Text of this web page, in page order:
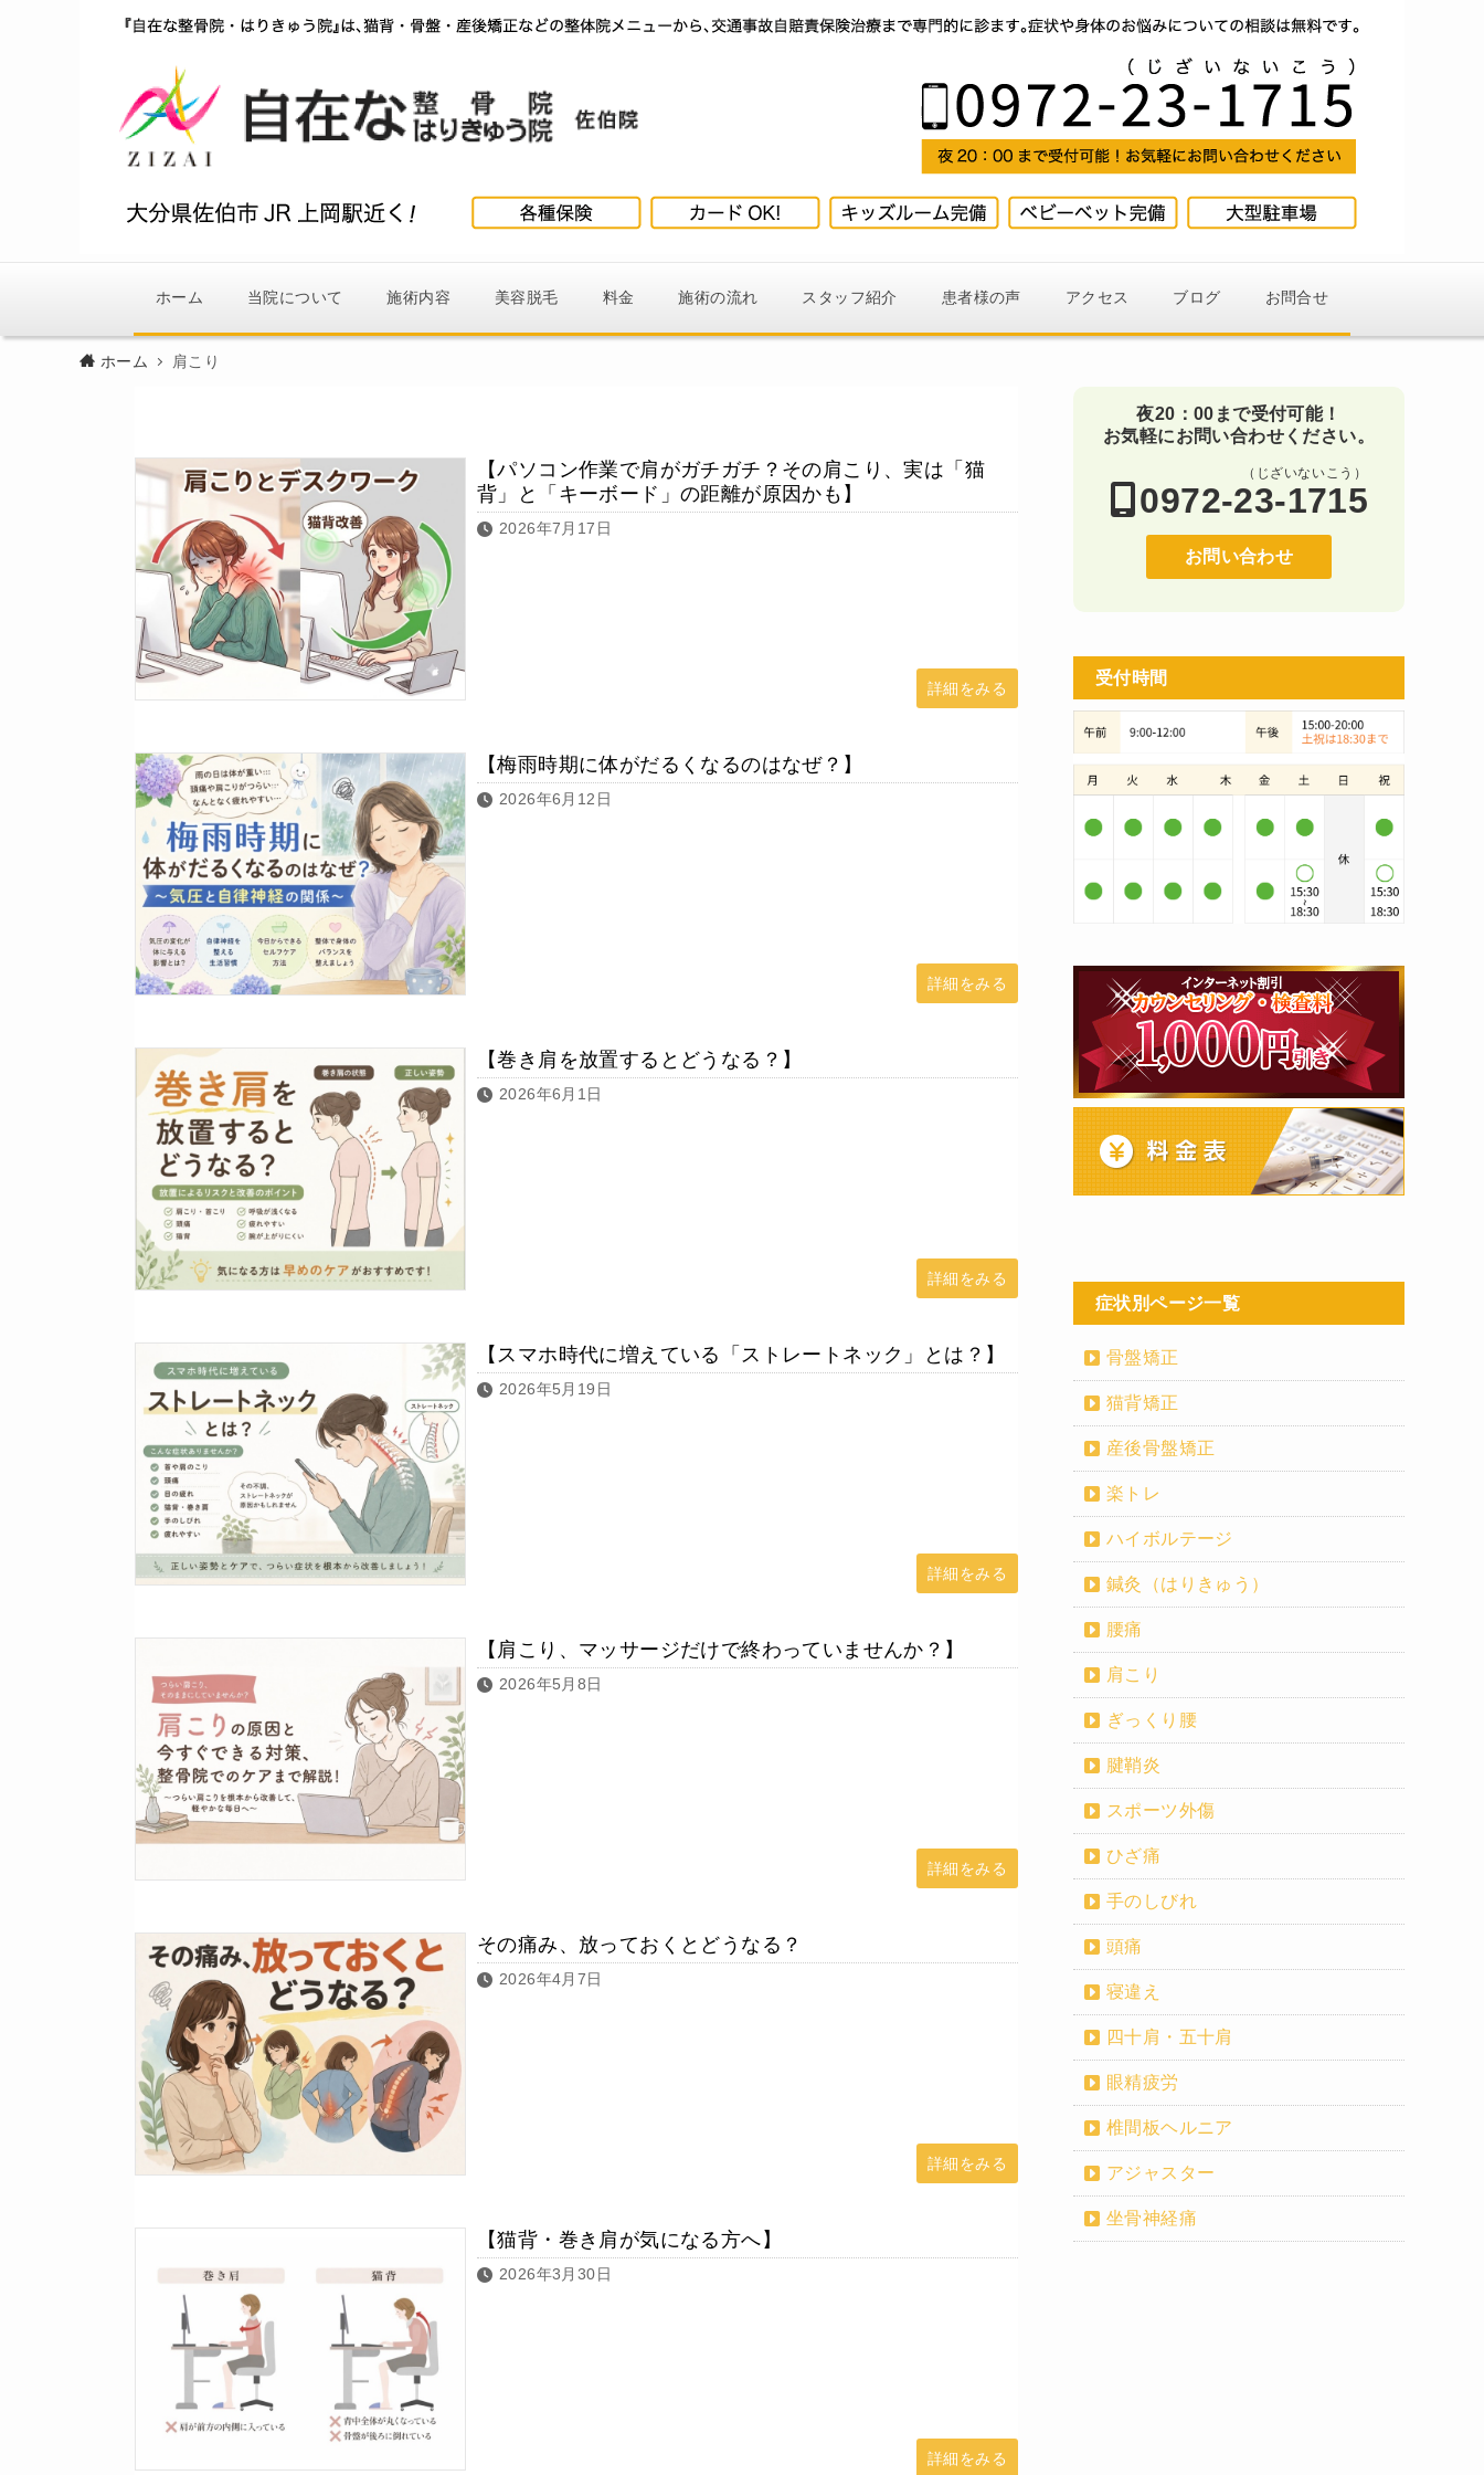
ホーム 当院について 施術内容 美容脱毛 料金 施術の流れ スタッフ紹介 患者様の声 アクセス ブログ お問合せ
ホーム 肩こり
【パソコン作業で肩がガチガチ？その肩こり、実は「猫
背」と「キーボード」の距離が原因かも】
2026年7月17日
詳細をみる
【梅雨時期に体がだるくなるのはなぜ？】
2026年6月12日
詳細をみる
【巻き肩を放置するとどうなる？】
2026年6月1日
詳細をみる
【スマホ時代に増えている「ストレートネック」とは？】
2026年5月19日
詳細をみる
【肩こり、マッサージだけで終わっていませんか？】
2026年5月8日
詳細をみる
その痛み、放っておくとどうなる？
2026年4月7日
詳細をみる
【猫背・巻き肩が気になる方へ】
2026年3月30日
詳細をみる
夜20：00まで受付可能！
お気軽にお問い合わせください。
0972-23-1715
（じざいないこう）
お問い合わせ
受付時間
症状別ページ一覧
骨盤矯正
猫背矯正
産後骨盤矯正
楽トレ
ハイボルテージ
鍼灸（はりきゅう）
腰痛
肩こり
ぎっくり腰
腱鞘炎
スポーツ外傷
ひざ痛
手のしびれ
頭痛
寝違え
四十肩・五十肩
眼精疲労
椎間板ヘルニア
アジャスター
坐骨神経痛